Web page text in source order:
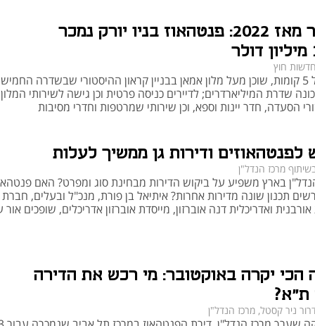
הכי יקר מאז 2022: פנטהאוז בניו יורק נמכר
חדשות חוץ
הנכס, בעל 5 קומות, שוכן מעל מלון אמאן בבניין קראון ההיסטורי שבשדרה
שדרת המיליארדרים; לדיירים כניסה פרטית וכן גישה לשירותי
הסעדה, חדר יינות וספא, וכן שירותי שמרטפות וחדרי מסיבות
לפנטהאוזים ודירות גן ממשיך לעלות
מרכז הנדל"ן
בארץ משפיע על ביקוש הדירות מבחינת סוג ומפרט? האם
תכנון שונה מדירות אחרות? איתיאל בן פורת, מנכ"ל ובעלים, חברת
ואדריכלית דנה אוברזון, מייסדת אוברזון אדריכלים, שופכים אור
הכי יקרה באוקטובר: מי רכש את הדירה
ת"א?
ניר קסטל, מרכז הנדל"ן